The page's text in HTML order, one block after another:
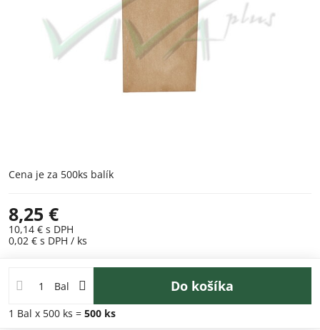
Cena je za 500ks balík
8,25 €
10,14 € s DPH
0,02 € s DPH / ks
Bal Do košíka
1 Bal x 500 ks = 500 ks